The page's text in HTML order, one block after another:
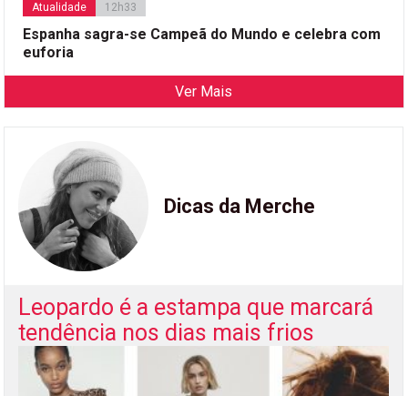
Atualidade 12h33
Espanha sagra-se Campeã do Mundo e celebra com
euforia
Ver Mais
Dicas da Merche
Leopardo é a estampa que marcará
tendência nos dias mais frios